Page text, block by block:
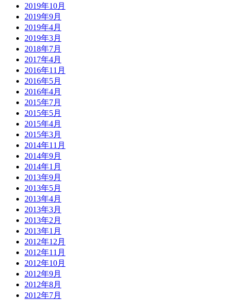
2019年10月
2019年9月
2019年4月
2019年3月
2018年7月
2017年4月
2016年11月
2016年5月
2016年4月
2015年7月
2015年5月
2015年4月
2015年3月
2014年11月
2014年9月
2014年1月
2013年9月
2013年5月
2013年4月
2013年3月
2013年2月
2013年1月
2012年12月
2012年11月
2012年10月
2012年9月
2012年8月
2012年7月